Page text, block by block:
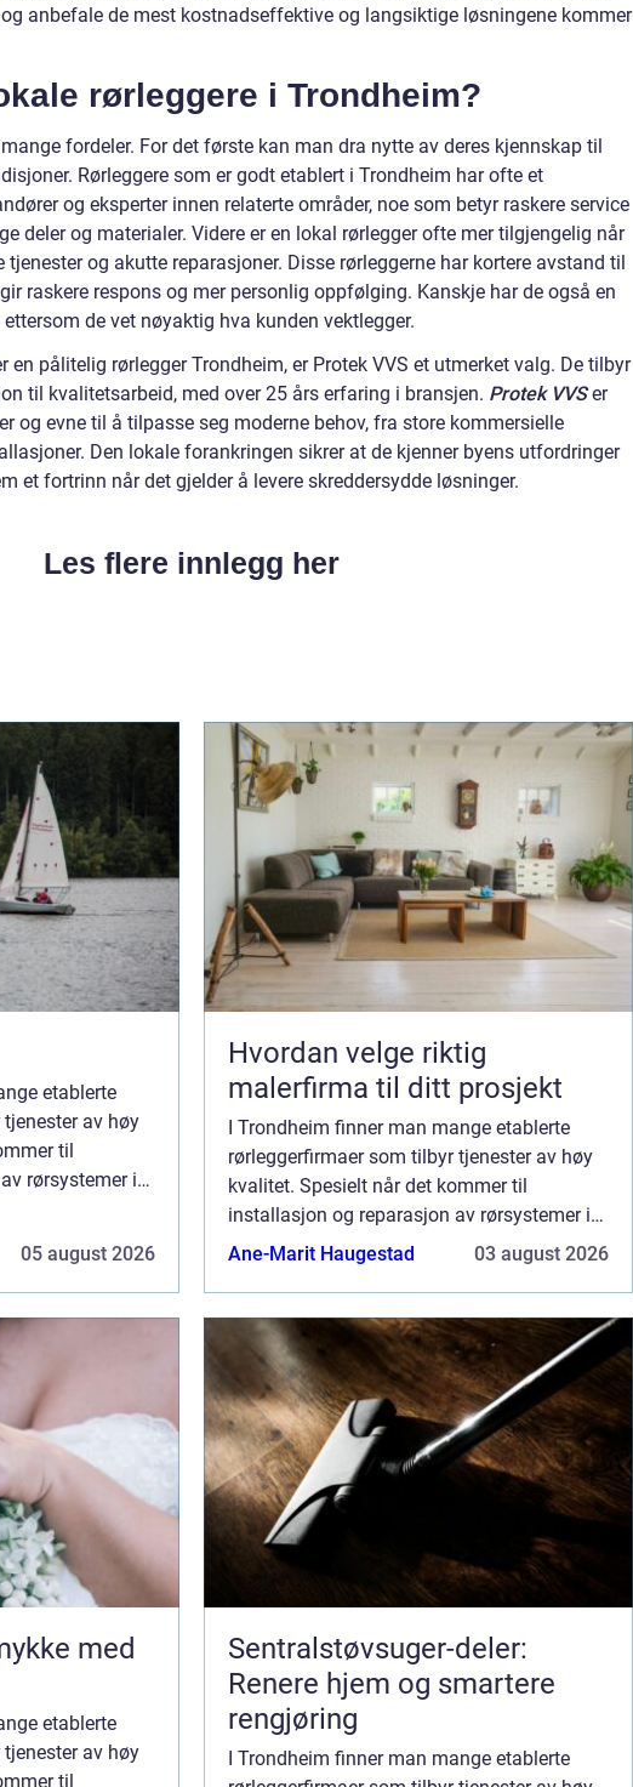
anbefale de mest kostnadseffektive og langsiktige løsningene kommer
rørleggere i Trondheim?
fordeler. For det første kan man dra nytte av deres kjennskap til
Rørleggere som er godt etablert i Trondheim har ofte et
og eksperter innen relaterte områder, noe som betyr raskere service
deler og materialer. Videre er en lokal rørlegger ofte mer tilgjengelig når
og akutte reparasjoner. Disse rørleggerne har kortere avstand til
raskere respons og mer personlig oppfølging. Kanskje har de også en
de vet nøyaktig hva kunden vektlegger.
en pålitelig rørlegger Trondheim, er Protek VVS et utmerket valg. De tilbyr
til kvalitetsarbeid, med over 25 års erfaring i bransjen. Protek VVSer
og evne til å tilpasse seg moderne behov, fra store kommersielle
Den lokale forankringen sikrer at de kjenner byens utfordringer
et fortrinn når det gjelder å levere skreddersydde løsninger.
Les flere innlegg her
etablerte
av høy
til
rørsystemer i
05 august 2026
Hvordan velge riktig
malerfirma til ditt prosjekt
I Trondheim finner man mange etablerte
rørleggerfirmaer som tilbyr tjenester av høy
kvalitet. Spesielt når det kommer til
installasjon og reparasjon av rørsystemer i
private og kommersielle bygg, er det viktig å
Ane-Marit Haugestad 03 august 2026
etablerte
av høy
til
Sentralstøvsuger-deler:
Renere hjem og smartere
rengjøring
I Trondheim finner man mange etablerte